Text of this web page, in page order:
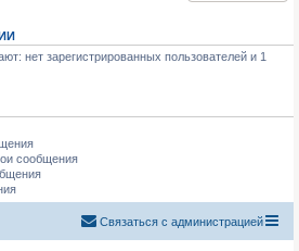
нет зарегистрированных пользователей и 1
сообщения
Связаться с администрацией